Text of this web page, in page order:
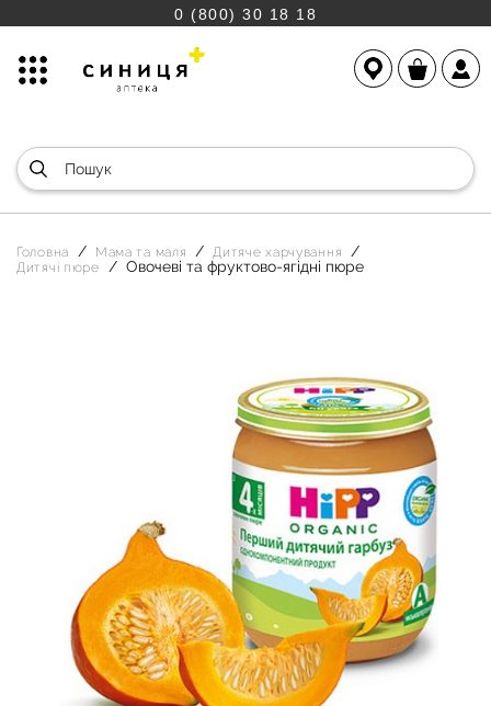
0 (800) 30 18 18
Головна Мама та маля
Дитяче харчування
Дитячі пюре
Овочеві та фруктово-ягідні пюре